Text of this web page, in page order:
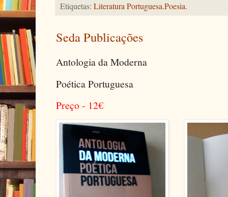
Etiquetas: Literatura Portuguesa.Poesia.
Seda Publicações
Antologia da Moderna
Poética Portuguesa
Preço - 12€